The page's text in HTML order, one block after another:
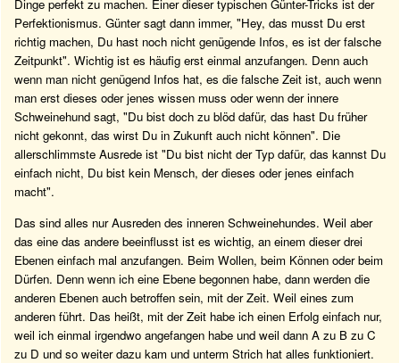
Dinge perfekt zu machen. Einer dieser typischen Günter-Tricks ist der
Perfektionismus. Günter sagt dann immer, "Hey, das musst Du erst
richtig machen, Du hast noch nicht genügende Infos, es ist der falsche
Zeitpunkt". Wichtig ist es häufig erst einmal anzufangen. Denn auch
wenn man nicht genügend Infos hat, es die falsche Zeit ist, auch wenn
man erst dieses oder jenes wissen muss oder wenn der innere
Schweinehund sagt, "Du bist doch zu blöd dafür, das hast Du früher
nicht gekonnt, das wirst Du in Zukunft auch nicht können". Die
allerschlimmste Ausrede ist "Du bist nicht der Typ dafür, das kannst Du
einfach nicht, Du bist kein Mensch, der dieses oder jenes einfach
macht".
Das sind alles nur Ausreden des inneren Schweinehundes. Weil aber
das eine das andere beeinflusst ist es wichtig, an einem dieser drei
Ebenen einfach mal anzufangen. Beim Wollen, beim Können oder beim
Dürfen. Denn wenn ich eine Ebene begonnen habe, dann werden die
anderen Ebenen auch betroffen sein, mit der Zeit. Weil eines zum
anderen führt. Das heißt, mit der Zeit habe ich einen Erfolg einfach nur,
weil ich einmal irgendwo angefangen habe und weil dann A zu B zu C
zu D und so weiter dazu kam und unterm Strich hat alles funktioniert.